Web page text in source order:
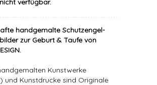
verfügbar.
handgemalte Schutzengel-
zur Geburt & Taufe von
Kunstwerke
und Kunstdrucke sind Originale